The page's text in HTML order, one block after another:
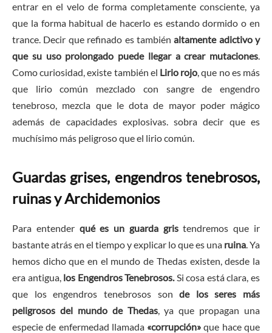
entrar en el velo de forma completamente consciente, ya
que la forma habitual de hacerlo es estando dormido o en
trance. Decir que refinado es tambiénaltamente adictivo y
que su uso prolongado puede llegar a crear mutaciones.
Como curiosidad, existe también el Lirio rojo, que no es más
que lirio común mezclado con sangre de engendro
tenebroso, mezcla que le dota de mayor poder mágico
además de capacidades explosivas. sobra decir que es
muchísimo más peligroso que el lirio común.
Guardas grises, engendros tenebrosos,
ruinas y Archidemonios
Para entender qué es un guarda gristendremos que ir
bastante atrás en el tiempo y explicar lo que es una ruina . Ya
hemos dicho que en el mundo de Thedas existen, desde la
era antigua, los Engendros Tenebrosos. Si cosa está clara, es
que los engendros tenebrosos son de los seres más
peligrosos del mundo de Thedas, ya que propagan una
especie de enfermedad llamada «corrupción» que hace que